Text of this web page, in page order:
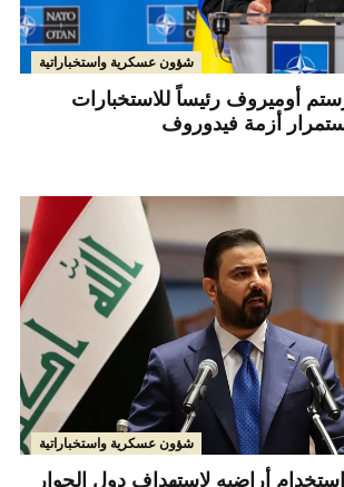
شؤون عسكرية واستخباراتية
أوميروف رئيساً للاستخبارات
أزمة فيدوروف
شؤون عسكرية واستخباراتية
أراضيه لاستهداف دول الجوار